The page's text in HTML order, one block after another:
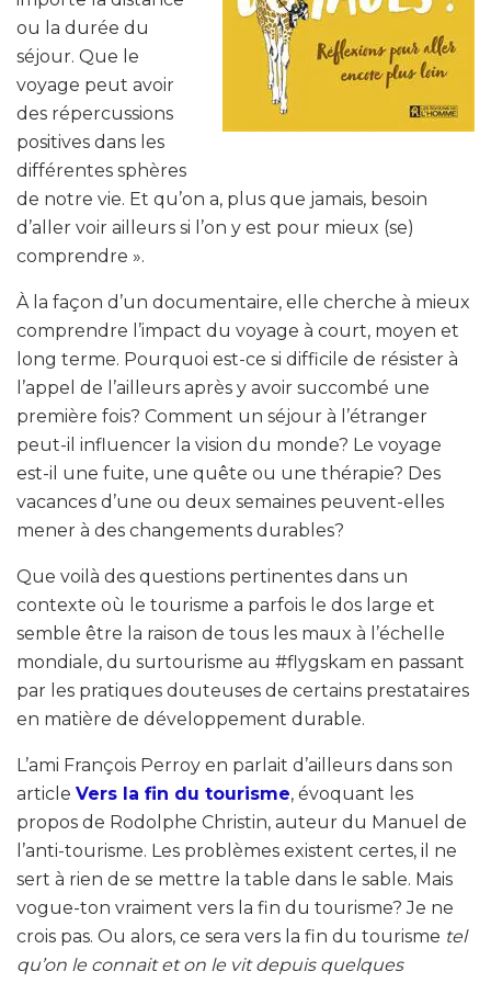
ou la durée du
séjour. Que le
voyage peut avoir
des répercussions
positives dans les
différentes sphères
de notre vie. Et qu’on a, plus que jamais, besoin
d’aller voir ailleurs si l’on y est pour mieux (se)
comprendre ».
À la façon d’un documentaire, elle cherche à mieux
comprendre l’impact du voyage à court, moyen et
long terme. Pourquoi est-ce si difficile de résister à
l’appel de l’ailleurs après y avoir succombé une
première fois? Comment un séjour à l’étranger
peut-il influencer la vision du monde? Le voyage
est-il une fuite, une quête ou une thérapie? Des
vacances d’une ou deux semaines peuvent-elles
mener à des changements durables?
Que voilà des questions pertinentes dans un
contexte où le tourisme a parfois le dos large et
semble être la raison de tous les maux à l’échelle
mondiale, du surtourisme au #flygskam en passant
par les pratiques douteuses de certains prestataires
en matière de développement durable.
L’ami François Perroy en parlait d’ailleurs dans son
article Vers la fin du tourisme, évoquant les
propos de Rodolphe Christin, auteur du Manuel de
l’anti-tourisme. Les problèmes existent certes, il ne
sert à rien de se mettre la table dans le sable. Mais
vogue-ton vraiment vers la fin du tourisme? Je ne
crois pas. Ou alors, ce sera vers la fin du tourisme tel
qu’on le connait et on le vit depuis quelques